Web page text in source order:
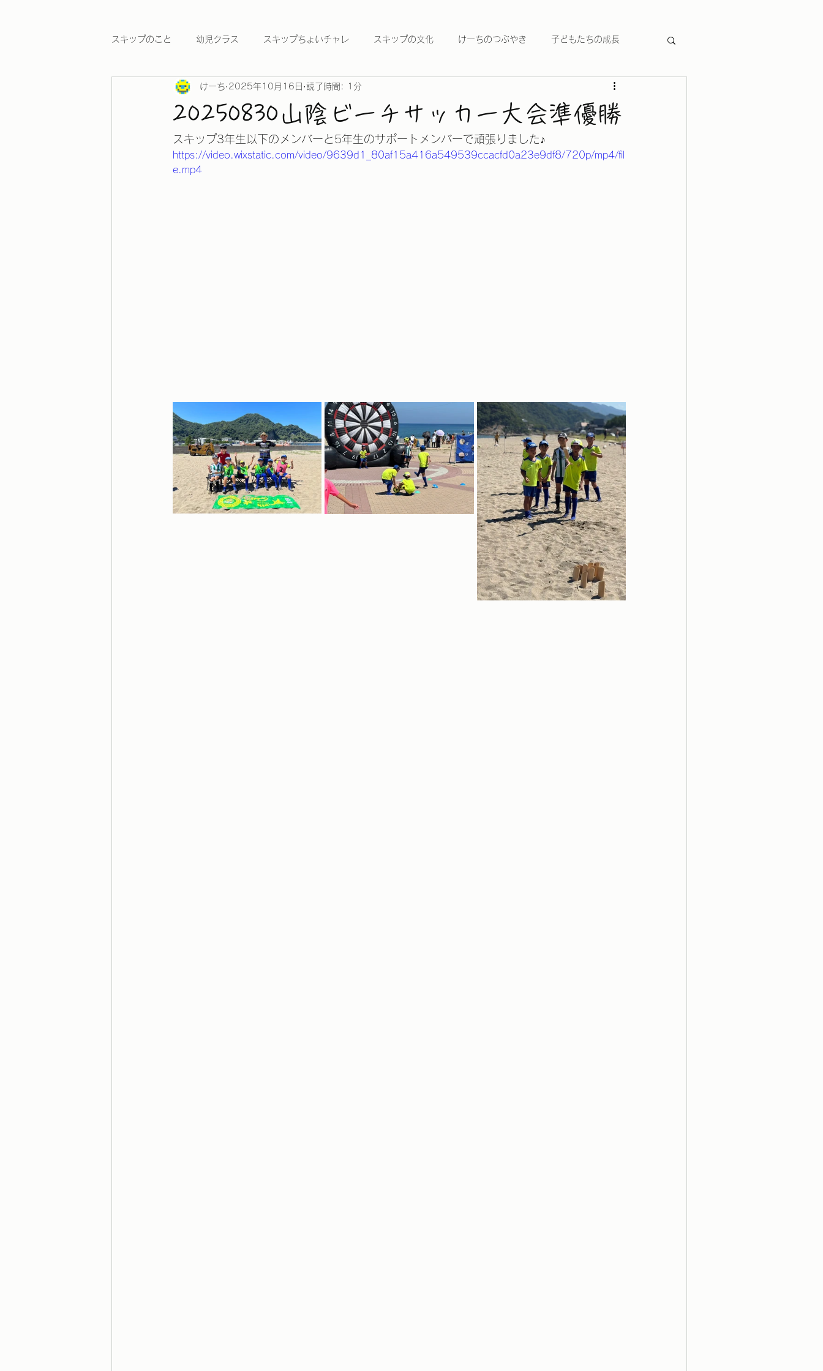
スキップのこと 幼児クラス スキップちょいチャレ スキップの文化 けーちのつぶやき 子どもたちの成長
ワールドカップ2026
20250830山陰ビーチサッカー大会​準優勝
けーち 2025年10月16日 読了時間: 1分
スキップ3年生以下のメンバーと5年生のサポートメンバーで頑張りました♪
https://video.wixstatic.com/video/9639d1_80af15a416a549539ccacfd0a23e9df8/720p/mp4/fil
e.mp4